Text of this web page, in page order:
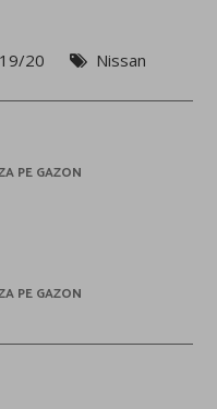
20 Nissan
PE GAZON
PE GAZON